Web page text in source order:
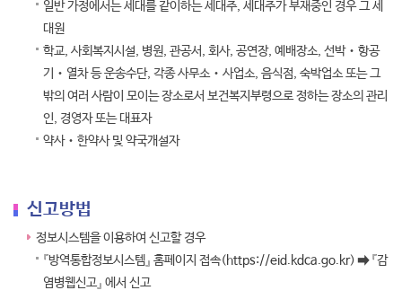
일반 가정에서는 세대를 같이하는 세대주, 세대주가 부재중인 경우 그 세
대원
학교, 사회복지시설, 병원, 관공서, 회사, 공연장, 예배장소, 선박‧항공
기‧열차 등 운송수단, 각종 사무소‧사업소, 음식점, 숙박업소 또는 그
밖의 여러 사람이 모이는 장소로서 보건복지부령으로 정하는 장소의 관리
인, 경영자 또는 대표자
약사‧한약사 및 약국개설자
신고방법
정보시스템을 이용하여 신고할 경우
『방역통합정보시스템』 홈페이지 접속(https://eid.kdca.go.kr) ➡ 『감
염병웹신고』 에서 신고